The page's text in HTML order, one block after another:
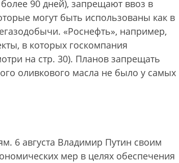
более 90 дней), запрещают ввоз в
могут быть использованы как в
«Роснефть», например,
в которых госкомпания
на стр. 30). Планов запрещать
оливкового масла не было у самых
6 августа Владимир Путин своим
мер в целях обеспечения